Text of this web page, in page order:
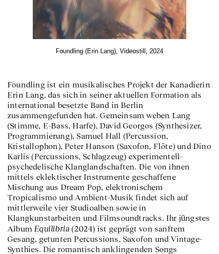
Foundling (Erin Lang), Videostill, 2024
Foundling ist ein musikalisches Projekt der Kanadierin
Erin Lang, das sich in seiner aktuellen Formation als
international besetzte Band in Berlin
zusammengefunden hat. Gemeinsam weben Lang
(Stimme, E-Bass, Harfe), David Georgos (Synthesizer,
Programmierung), Samuel Hall (Percussion,
Kristallophon), Peter Hanson (Saxofon, Flöte) und Dino
Karlis (Percussions, Schlagzeug) experimentell-
psychedelische Klanglandschaften. Die von ihnen
mittels eklektischer Instrumente geschaffene
Mischung aus Dream Pop, elektronischem
Tropicalismo und Ambient-Musik findet sich auf
mittlerweile vier Studioalben sowie in
Klangkunstarbeiten und Filmsoundtracks. Ihr jüngstes
Album Equilibria (2024) ist geprägt von sanftem
Gesang, getunten Percussions, Saxofon und Vintage-
Synthies. Die romantisch anklingenden Songs